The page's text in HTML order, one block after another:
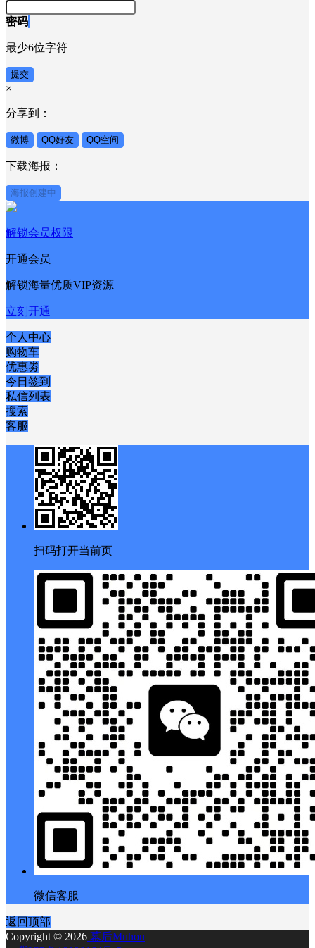
密码
最少6位字符
提交
×
分享到：
微博 QQ好友 QQ空间
下载海报：
海报创建中
解锁会员权限
开通会员
解锁海量优质VIP资源
立刻开通
个人中心
购物车
优惠劵
今日签到
私信列表
搜索
客服
扫码打开当前页
微信客服
返回顶部
Copyright © 2026 幕后Muhou